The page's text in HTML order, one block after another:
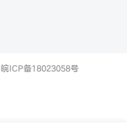
皖ICP备18023058号